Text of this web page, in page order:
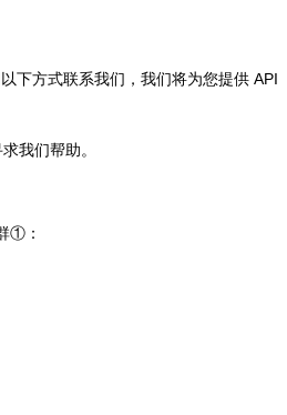
下方式联系我们，我们将为您提供 API
我们帮助。
①：